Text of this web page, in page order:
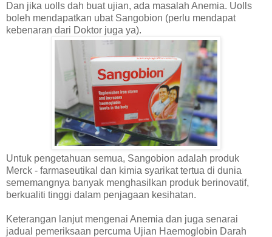
Dan jika uolls dah buat ujian, ada masalah Anemia. Uolls
boleh mendapatkan ubat Sangobion (perlu mendapat
kebenaran dari Doktor juga ya).
Untuk pengetahuan semua, Sangobion adalah produk
Merck - farmaseutikal dan kimia syarikat tertua di dunia
sememangnya banyak menghasilkan produk berinovatif,
berkualiti tinggi dalam penjagaan kesihatan.
Keterangan lanjut mengenai Anemia dan juga senarai
jadual pemeriksaan percuma Ujian Haemoglobin Darah